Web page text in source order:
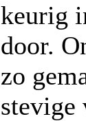
keurig
door.
zo
stevige